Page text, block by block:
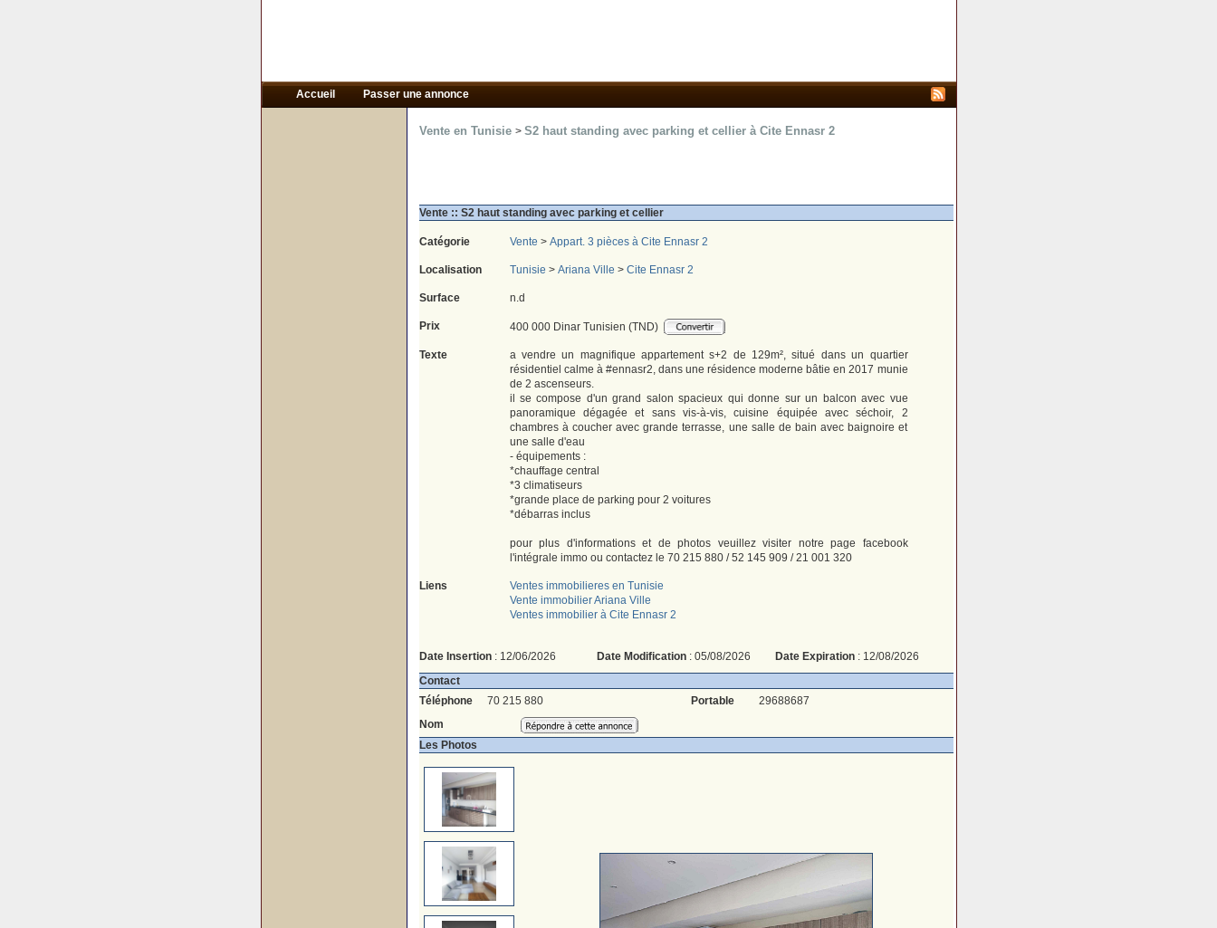
Accueil Passer une annonce
Vente en Tunisie > S2 haut standing avec parking et cellier à Cite Ennasr 2
Vente :: S2 haut standing avec parking et cellier
Catégorie Vente > Appart. 3 pièces à Cite Ennasr 2
Localisation Tunisie > Ariana Ville > Cite Ennasr 2
Surface n.d
Prix 400 000 Dinar Tunisien (TND)
Texte
a vendre un magnifique appartement s+2 de 129m², situé dans un quartier
résidentiel calme à #ennasr2, dans une résidence moderne bâtie en 2017 munie
de 2 ascenseurs.
il se compose d'un grand salon spacieux qui donne sur un balcon avec vue
panoramique dégagée et sans vis-à-vis, cuisine équipée avec séchoir, 2
chambres à coucher avec grande terrasse, une salle de bain avec baignoire et
une salle d'eau
- équipements :
*chauffage central
*3 climatiseurs
*grande place de parking pour 2 voitures
*débarras inclus
pour plus d'informations et de photos veuillez visiter notre page facebook
l'intégrale immo ou contactez le 70 215 880 / 52 145 909 / 21 001 320
Liens
Ventes immobilieres en Tunisie
Vente immobilier Ariana Ville
Ventes immobilier à Cite Ennasr 2
Date Insertion: 12/06/2026 Date Modification: 05/08/2026 Date Expiration: 12/08/2026
Contact
Téléphone
70 215 880 Portable
29688687
Nom
Les Photos